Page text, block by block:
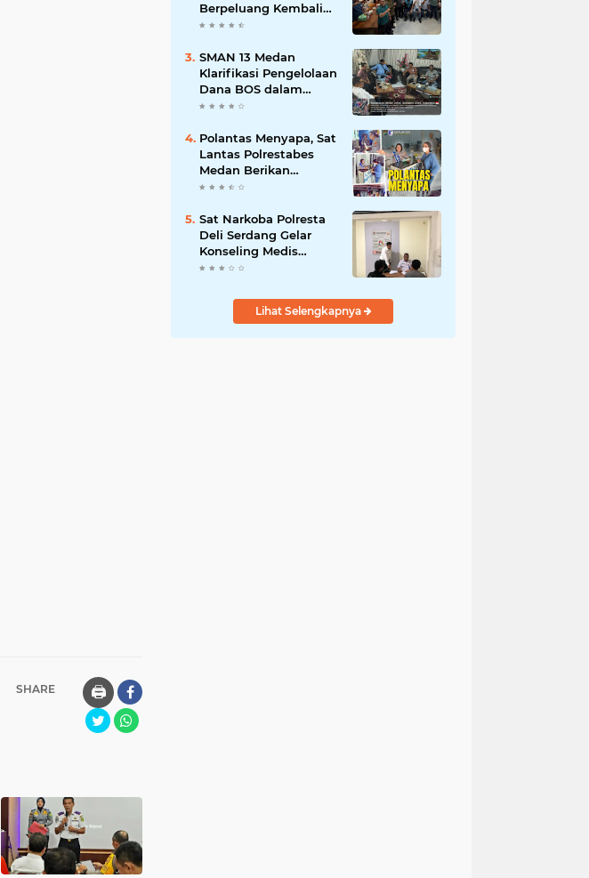
SHARE 🖨️
Berpeluang Kembali
Pimpin Wartawan
SMAN 13 Medan
Klarifikasi Pengelolaan
Dana BOS dalam
Audiensi Bersama
Polantas Menyapa, Sat
Lantas Polrestabes
Medan Berikan
Layanan Humanis
Pemohon SIM
Sat Narkoba Polresta
Deli Serdang Gelar
Konseling Medis
Kepada Masyarakat
di Posko Kampung
Bersih NarkobaLihat Selengkapnya